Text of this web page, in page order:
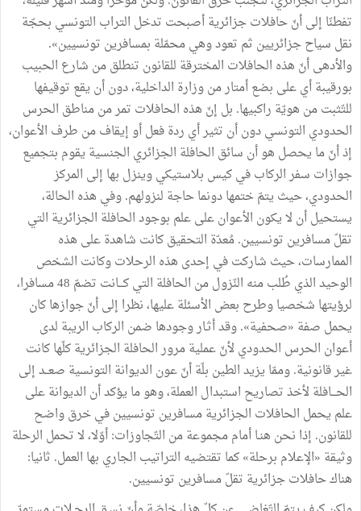
تفطنّا إلى أنّ حافلات جزائرية أصبحت تدخل التراب التونسي بحجّة
نقل سياح جزائريين ثم تعود وهي محمّلة بمسافرين تونسيين».
والأدهى أنّ هذه الحافلات المخترقة للقانون تنطلق من شارع الحبيب
بورقيبة أي على بضع أمتار من وزارة الداخلية، دون أن يقع توقيفها
للتّثبت من هويّة راكبيها. بل إنّ هذه الحافلات تمر من مناطق الحرس
الحدودي التونسي دون أن تثير أي ردة فعل أو إيقاف من طرف الأعوان،
إذ أنّ ما يحصل هو أن سائق الحافلة الجزائري الجنسية يقوم بتجميع
جوازات سفر الركاب في كيس بلاستيكي وينزل بها إلى المركز
الحدودي، حيث يتمّ ختمها دونما حاجة لنزولهم. وفي هذه الحالة،
يستحيل أن لا يكون الأعوان على علم بوجود الحافلة الجزائرية التي
تقلّ مسافرين تونسيين. مُعدّة التحقيق كانت شاهدة على هذه
الممارسات، حيث شاركت في إحدى هذه الرحلات وكانت الشخص
الوحيد الذي طُلب منه النّزول من الحافلة التي كـــانت تضمّ 48 مسافرا،
لرؤيتها شخصيا وطرح بعض الأسئلة عليها، نظرا إلى أنّ جوازها كان
يحمل صفة «صحفية». وقد أثـار وجودها ضمن الركاب الريبة لدى
أعوان الحرس الحدودي لأنّ عملية مرور الحافلة الجزائرية كلّها كانت
غير قانونية. وممّا يزيد الطين بلّة أنّ عون الديوانة التونسية صعــد إلى
الحـــافلة لأخذ تصاريح استبدال العملة، وهو ما يؤكد أن الديوانة على
علم يحمل الحافلات الجزائرية مسافرين تونسيين في خرق واضح
للقانون. إذا نحن هنـا أمام مجموعة من التّجاوزات: أوّلا، لا تحمل الرحلة
وثيقة «الإعلام برحلة» كما تقتضيه التراتيب الجاري بها العمل. ثانيا:
هناك حافلات جزائرية تقلّ مسافرين تونسيين.